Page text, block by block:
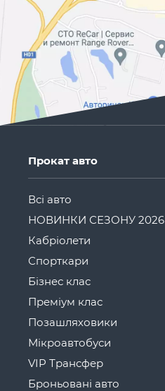
Прокат авто
Всі авто
НОВИНКИ СЕЗОНУ 2026
Кабріолети
Спорткари
Бізнес клас
Преміум клас
Позашляховики
Мікроавтобуси
VIP Трансфер
Броньовані авто